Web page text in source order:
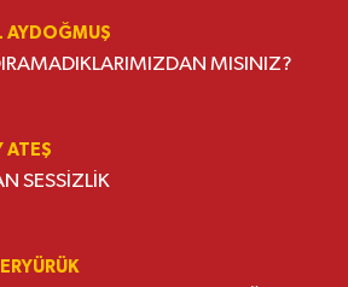
AYDOĞMUŞ
MISINIZ?
ATEŞ
SESSİZLİK